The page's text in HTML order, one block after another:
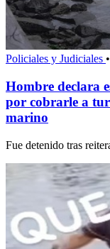
Policiales y Judiciales •
Hombre declara
por cobrarle a
marino
Fue detenido tras